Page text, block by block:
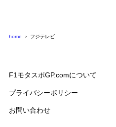
home フジテレビ
F1モタスポGP.comについて
プライバシーポリシー
お問い合わせ